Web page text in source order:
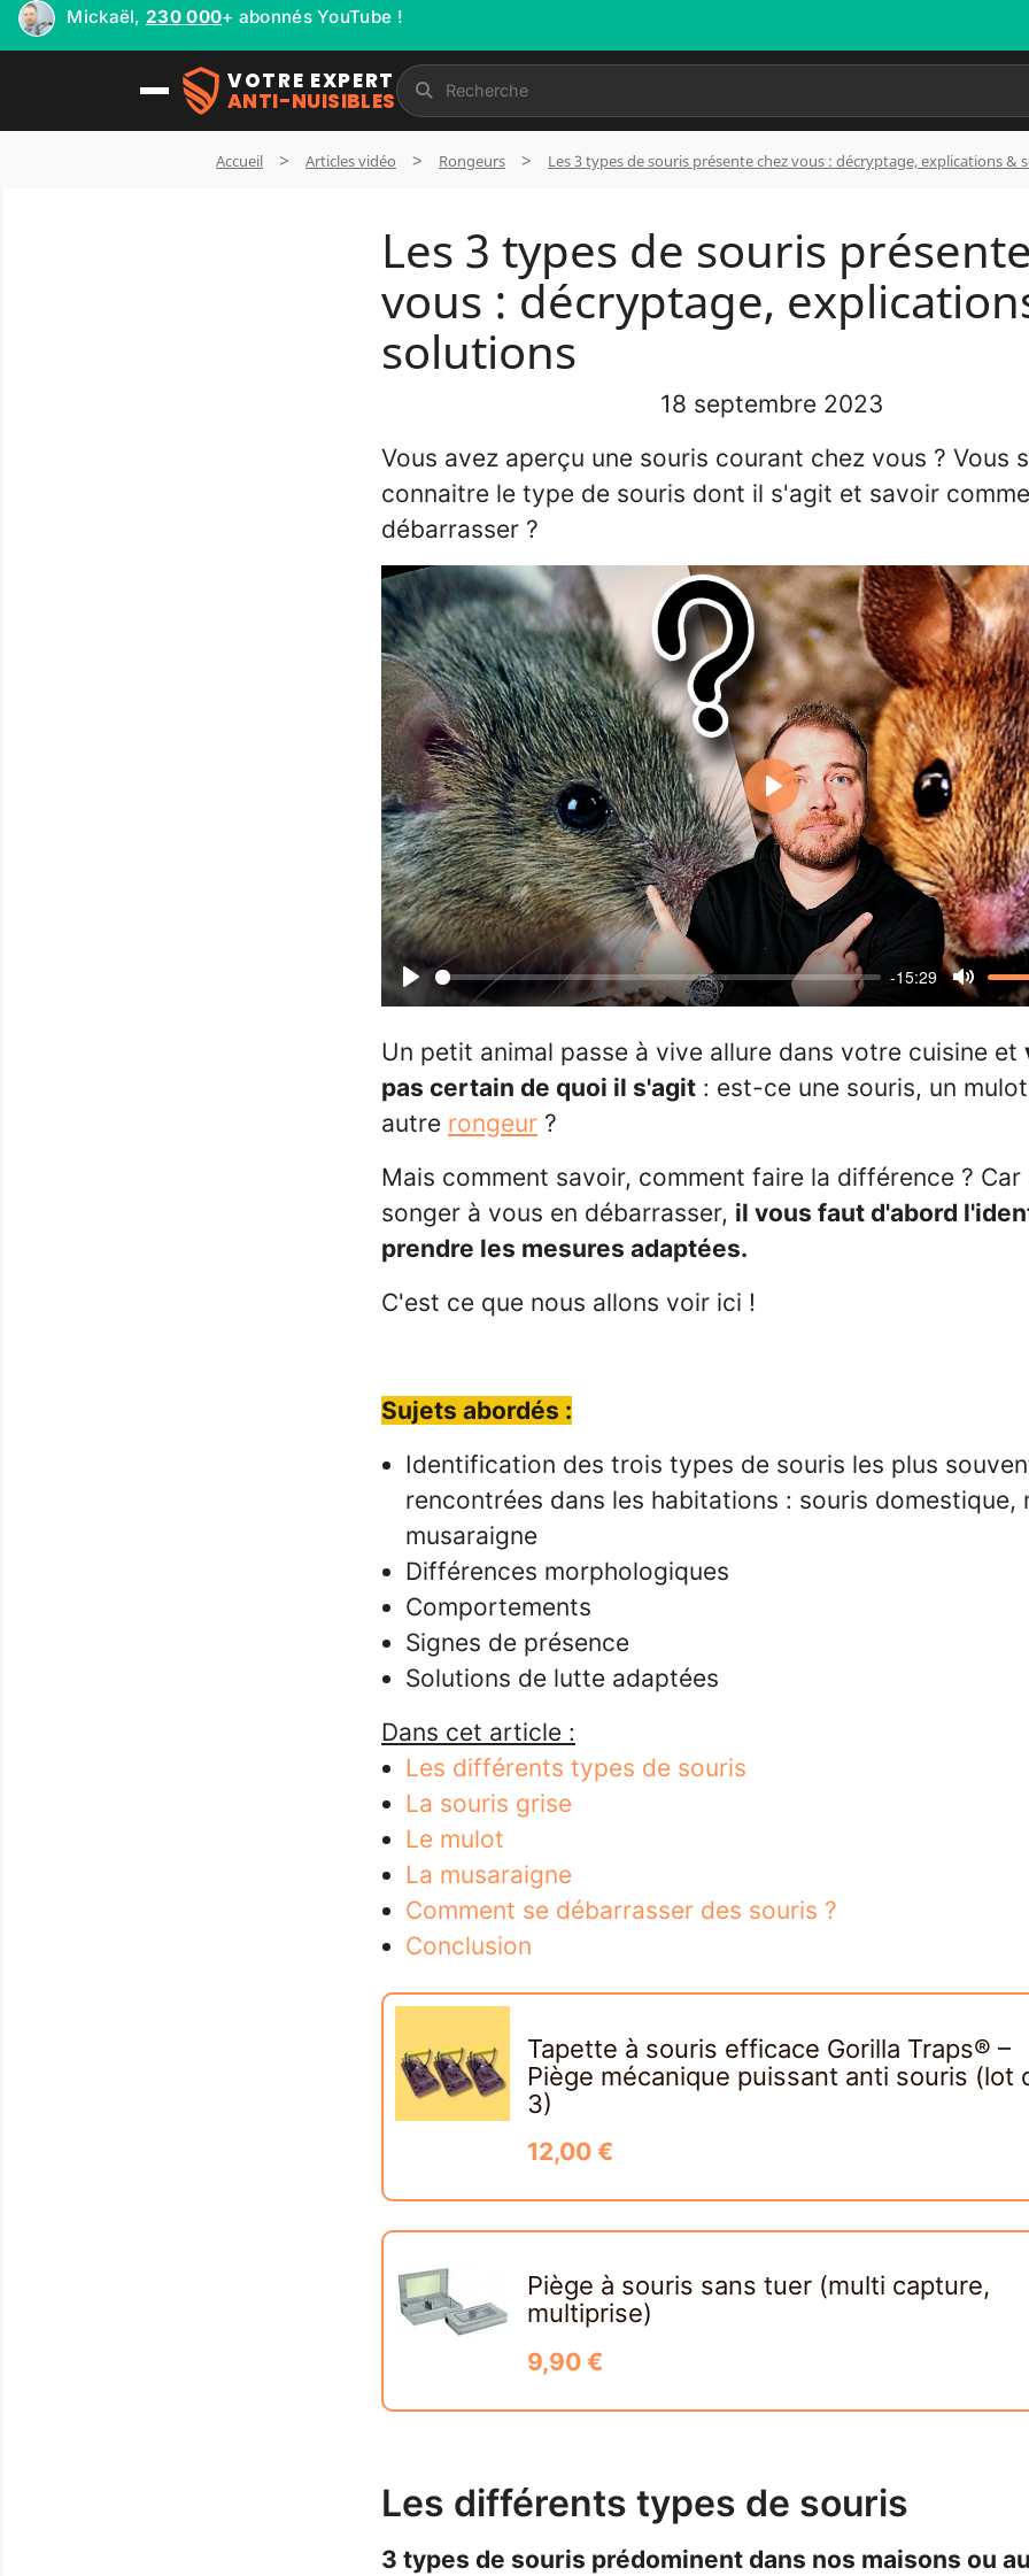
Mickaël, 230 000+ abonnés YouTube !
Livraison en 🇫🇷 France 🇧🇪 Belgique 🇨🇭 Suisse 🇪🇸 Espagne 🇵🇹 Portugal 🇮🇹 Italie 🇱🇺 Luxembourg 🇩🇪
VOTRE EXPERT
ANTI-NUISIBLES
Accueil Articles vidéo Rongeurs Les 3 types de souris présente chez vous : décryptage, explications &
Les 3 types de souris
vous : décryptage,
solutions
18 septembre 2023
Vous avez aperçu une souris courant chez vous ? Vous
connaitre le type de souris dont il s'agit et savoir
débarrasser ?
Play
-15:29
Mute
Play
Un petit animal passe à vive allure dans votre cuisine et
pas certain de quoi il s'agit : est-ce une souris, un
autre rongeur ?
Mais comment savoir, comment faire la différence ? Car
songer à vous en débarrasser, il vous faut d'abord
prendre les mesures adaptées.
C'est ce que nous allons voir ici !
Sujets abordés :
Identification des trois types de souris les plus
rencontrées dans les habitations : souris domestique,
musaraigne
Différences morphologiques
Comportements
Signes de présence
Solutions de lutte adaptées
Dans cet article :
Les différents types de souris
La souris grise
Le mulot
La musaraigne
Comment se débarrasser des souris ?
Conclusion
Tapette à souris efficace Gorilla Traps® –
Piège mécanique puissant anti souris (lot
3)
12,00 €
Piège à souris sans tuer (multi capture,
multiprise)
9,90 €
Les différents types de souris
3 types de souris prédominent dans nos maisons ou